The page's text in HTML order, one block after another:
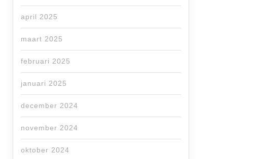
april 2025
maart 2025
februari 2025
januari 2025
december 2024
november 2024
oktober 2024